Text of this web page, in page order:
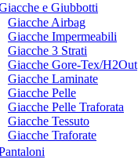
e Giubbotti
Giacche Airbag
Giacche Impermeabili
Giacche 3 Strati
Giacche Gore-Tex/H2Out
Giacche Laminate
Giacche Pelle
Giacche Pelle Traforata
Giacche Tessuto
Giacche Traforate